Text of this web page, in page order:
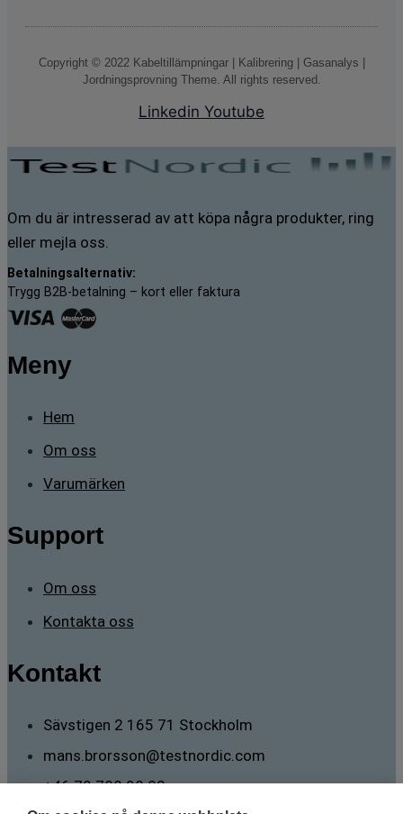
Copyright © 2022 Kabeltillämpningar | Kalibrering | Gasanalys |
Jordningsprovning Theme. All rights reserved.
Linkedin Youtube
Om du är intresserad av att köpa några produkter, ring
eller mejla oss.
Betalningsalternativ:
Trygg B2B-betalning – kort eller faktura
Meny
Hem
Om oss
Varumärken
Support
Om oss
Kontakta oss
Kontakt
Sävstigen 2 165 71 Stockholm
mans.brorsson@testnordic.com
+46 70 788 98 82